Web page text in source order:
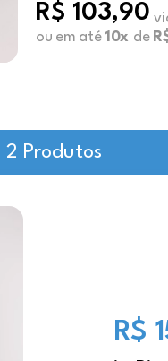
R$ 103,90
ou em até 10x de
2 Produtos
R$